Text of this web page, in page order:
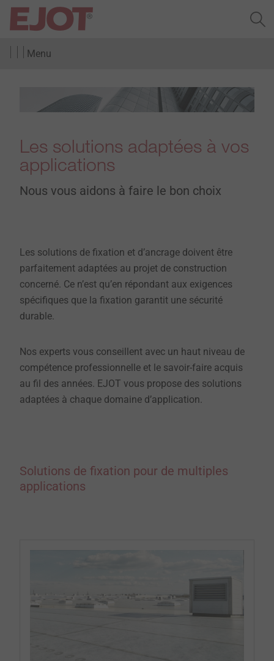
Menu
Les solutions adaptées à vos
applications ​
Nous vous aidons à faire le bon choix
Les solutions de fixation et d’ancrage doivent être
parfaitement adaptées au projet de construction
concerné. Ce n’est qu’en répondant aux exigences
spécifiques que la fixation garantit une sécurité
durable.
Nos experts vous conseillent avec un haut niveau de
compétence professionnelle et le savoir-faire acquis
au fil des années. EJOT vous propose des solutions
adaptées à chaque domaine d’application.
Solutions de fixation pour de multiples
applications